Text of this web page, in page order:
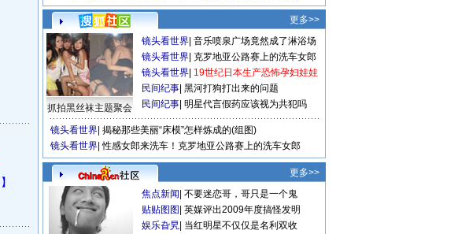
更多>>
抓拍黑丝袜主题聚会
镜头看世界 音乐喷泉广场竟然成了淋浴场
镜头看世界 克罗地亚公路赛上的洗车女郎
镜头看世界 19世纪日本生产恐怖孕妇娃娃
民间纪事 黑河打狗打出来的问题
民间纪事 明星代言假药应该视为共犯吗
镜头看世界 揭秘那些美丽“床模”怎样炼成的(组图)
镜头看世界 性感女郎来洗车！克罗地亚公路赛上的洗车女郎
更多>>
焦点新闻 不要迷恋哥，哥只是一个鬼
贴贴图图 英媒评出2009年度搞怪发明
娱乐旮旯 当红明星不仅仅是名利双收